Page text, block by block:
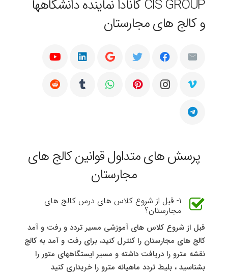
CIS GROUP کانادا نماینده دانشگاهها
و کالج های مجارستان
پرسش های متداول قوانین کالج های
مجارستان
1- قبل از شروع کلاس های درس کالج های
مجارستان؟
قبل از شروع کلاس های آموزشی مسیر تردد و رفت و آمد
کالج های مجارستان را کنترل کنید، برای رفت و آمد به کالج
نقشه مترو را دریافت داشته و مسیر ایستگاههای متور را
بشناسید ، بلیط تردد ماهیانه مترو را خریداری کنید